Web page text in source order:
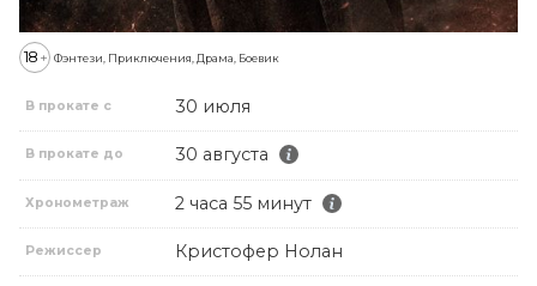
18 + Фэнтези, Приключения, Драма, Боевик
В прокате с 30 июля
В прокате до 30 августа
Хронометраж 2 часа 55 минут
Режиссер Кристофер Нолан